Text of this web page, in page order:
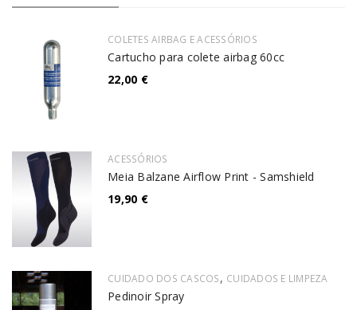
COLETES AIRBAG E ACESSÓRIOS
Cartucho para colete airbag 60cc
22,00 €
ACESSÓRIOS
Meia Balzane Airflow Print - Samshield
19,90 €
CUIDADO DOS CASCOS, CUIDADOS E LIMPEZA
Pedinoir Spray